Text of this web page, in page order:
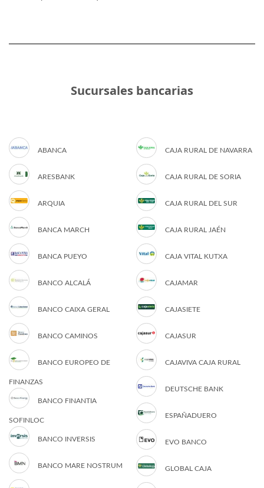
Sucursales bancarias
ABANCA
ARESBANK
ARQUIA
BANCA MARCH
BANCA PUEYO
BANCO ALCALÁ
BANCO CAIXA GERAL
BANCO CAMINOS
BANCO EUROPEO DE
FINANZAS
BANCO FINANTIA
SOFINLOC
BANCO INVERSIS
BANCO MARE NOSTRUM
CAJA RURAL DE NAVARRA
CAJA RURAL DE SORIA
CAJA RURAL DEL SUR
CAJA RURAL JAÉN
CAJA VITAL KUTXA
CAJAMAR
CAJASIETE
CAJASUR
CAJAVIVA CAJA RURAL
DEUTSCHE BANK
ESPAÑADUERO
EVO BANCO
GLOBAL CAJA